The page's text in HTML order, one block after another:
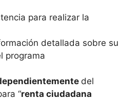
para realizar la
detallada sobre su
programa
del
“renta ciudadana